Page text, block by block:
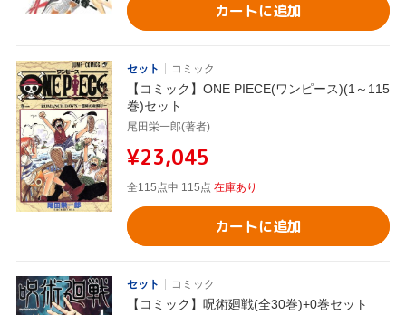
カートに追加
セット コミック
【コミック】ONE PIECE(ワンピース)(1～115
巻)セット
尾田栄一郎(著者)
¥23,045
全115点中 115点 在庫あり
カートに追加
セット コミック
【コミック】呪術廻戦(全30巻)+0巻セット